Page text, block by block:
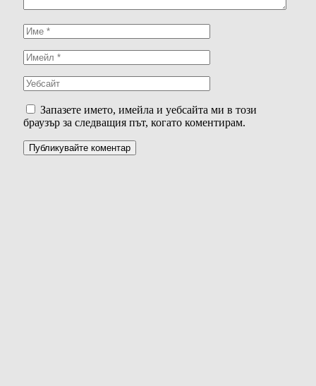
Запазете името, имейла и уебсайта ми в този
браузър за следващия път, когато коментирам.